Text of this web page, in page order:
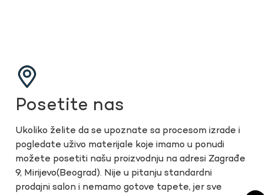
Posetite nas
Ukoliko želite da se upoznate sa procesom izrade i
pogledate uživo materijale koje imamo u ponudi
možete posetiti našu proizvodnju na adresi Zagrađe
9, Mirijevo(Beograd). Nije u pitanju standardni
prodajni salon i nemamo gotove tapete, jer sve